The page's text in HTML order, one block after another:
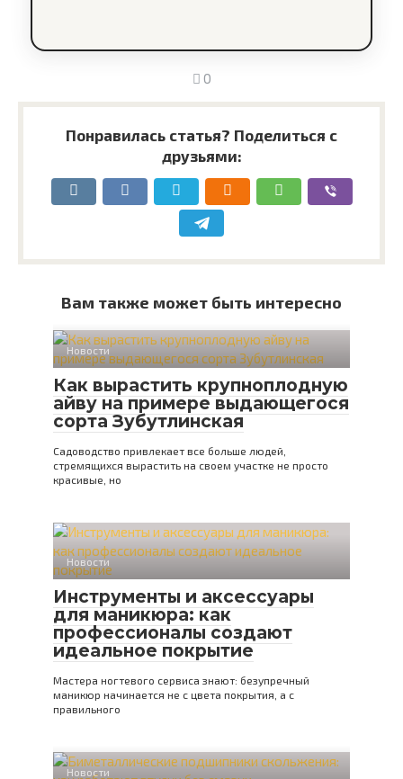
0
Понравилась статья? Поделиться с
друзьями:
Вам также может быть интересно
Новости
Как вырастить крупноплодную
айву на примере выдающегося
сорта Зубутлинская
Садоводство привлекает все больше людей,
стремящихся вырастить на своем участке не просто
красивые, но
Новости
Инструменты и аксессуары
для маникюра: как
профессионалы создают
идеальное покрытие
Мастера ногтевого сервиса знают: безупречный
маникюр начинается не с цвета покрытия, а с
правильного
Новости